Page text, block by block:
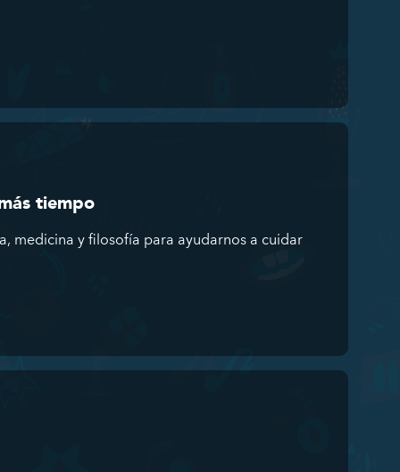
tiempo
medicina y filosofía para ayudarnos a cuidar